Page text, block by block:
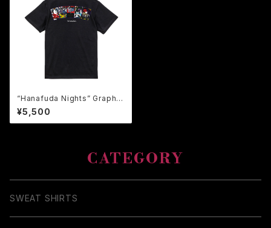
“Hanafuda Nights” Graphic
Tee【-牌-】鬼危怪會 花札 T
ee Tシャツ / Hanafuda
(Japanese Flower Cards)
¥5,500
CATEGORY
SWEAT SHIRTS